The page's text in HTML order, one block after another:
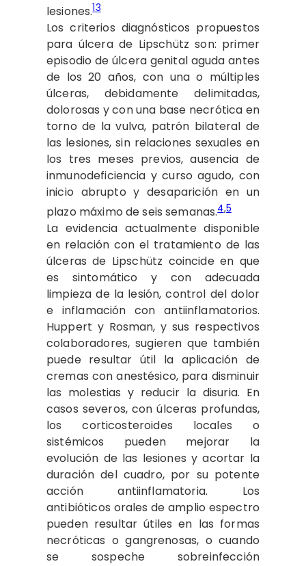
lesiones.13
Los criterios diagnósticos propuestos
para úlcera de Lipschütz son: primer
episodio de úlcera genital aguda antes
de los 20 años, con una o múltiples
úlceras, debidamente delimitadas,
dolorosas y con una base necrótica en
torno de la vulva, patrón bilateral de
las lesiones, sin relaciones sexuales en
los tres meses previos, ausencia de
inmunodeficiencia y curso agudo, con
inicio abrupto y desaparición en un
plazo máximo de seis semanas.4,5
La evidencia actualmente disponible
en relación con el tratamiento de las
úlceras de Lipschütz coincide en que
es sintomático y con adecuada
limpieza de la lesión, control del dolor
e inflamación con antiinflamatorios.
Huppert y Rosman, y sus respectivos
colaboradores, sugieren que también
puede resultar útil la aplicación de
cremas con anestésico, para disminuir
las molestias y reducir la disuria. En
casos severos, con úlceras profundas,
los corticosteroides locales o
sistémicos pueden mejorar la
evolución de las lesiones y acortar la
duración del cuadro, por su potente
acción antiinflamatoria. Los
antibióticos orales de amplio espectro
pueden resultar útiles en las formas
necróticas o gangrenosas, o cuando
se sospeche sobreinfección